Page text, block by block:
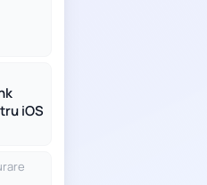
iOS